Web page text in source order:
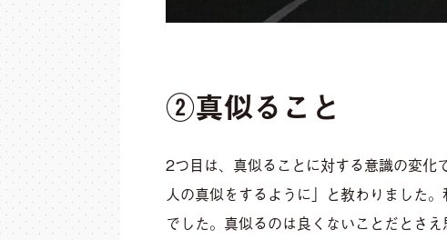
②真似ること
2つ目は、真似ることに対する意識の変化
人の真似をするように」と教わりました
でした。真似るのは良くないことだとさ